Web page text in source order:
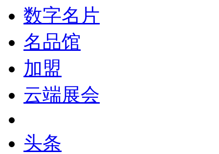
数字名片
名品馆
加盟
云端展会
头条